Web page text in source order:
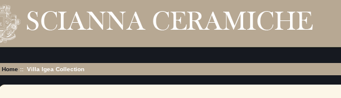
Home :: Villa Igea Collection